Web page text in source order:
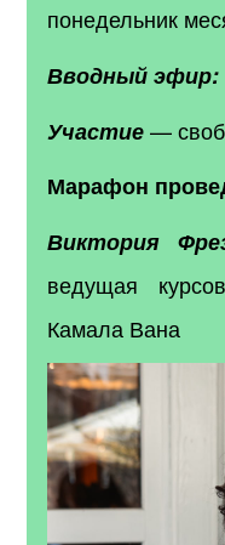
понедельник
Вводный эфир:
Участие —
Марафон
Виктория
ведущая
Камала Вана